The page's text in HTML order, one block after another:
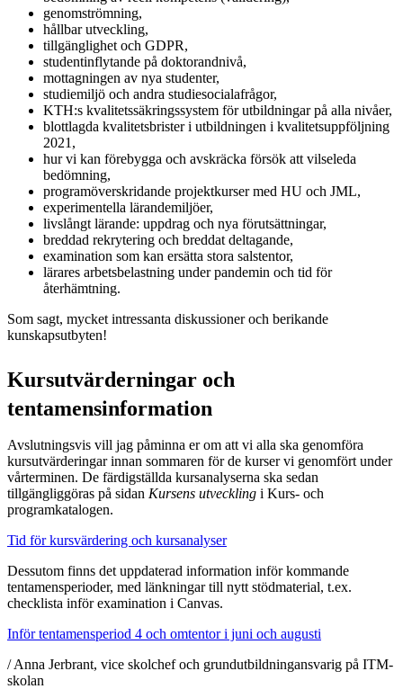
genomströmning,
hållbar utveckling,
tillgänglighet och GDPR,
studentinflytande på doktorandnivå,
mottagningen av nya studenter,
studiemiljö och andra studiesocialafrågor,
KTH:s kvalitetssäkringssystem för utbildningar på alla nivåer,
blottlagda kvalitetsbrister i utbildningen i kvalitetsuppföljning
2021,
hur vi kan förebygga och avskräcka försök att vilseleda
bedömning,
programöverskridande projektkurser med HU och JML,
experimentella lärandemiljöer,
livslångt lärande: uppdrag och nya förutsättningar,
breddad rekrytering och breddat deltagande,
examination som kan ersätta stora salstentor,
lärares arbetsbelastning under pandemin och tid för
återhämtning.
Som sagt, mycket intressanta diskussioner och berikande
kunskapsutbyten!
Kursutvärderningar och
tentamensinformation
Avslutningsvis vill jag påminna er om att vi alla ska genomföra
kursutvärderingar innan sommaren för de kurser vi genomfört under
vårterminen. De färdigställda kursanalyserna ska sedan
tillgängliggöras på sidan Kursens utveckling i Kurs- och
programkatalogen.
Tid för kursvärdering och kursanalyser
Dessutom finns det uppdaterad information inför kommande
tentamensperioder, med länkningar till nytt stödmaterial, t.ex.
checklista inför examination i Canvas.
Inför tentamensperiod 4 och omtentor i juni och augusti
/ Anna Jerbrant, vice skolchef och grundutbildningansvarig på ITM-
skolan